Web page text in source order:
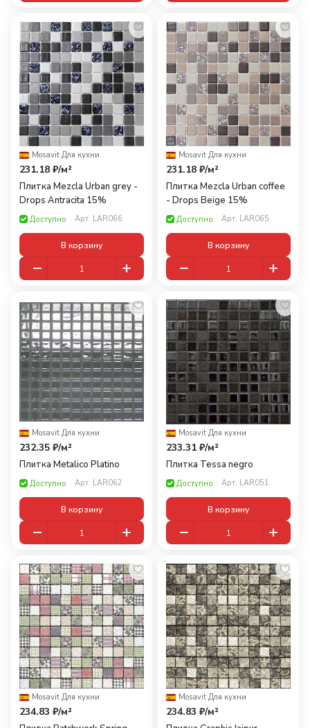
Mosavit·Для кухни
231.18 ₽/м²
Плитка Mezcla Urban grey -
Drops Antracita 15%
Доступно Арт. LAR066
В корзину
Mosavit·Для кухни
231.18 ₽/м²
Плитка Mezcla Urban coffee
- Drops Beige 15%
Доступно Арт. LAR065
В корзину
Mosavit·Для кухни
232.35 ₽/м²
Плитка Metalico Platino
Доступно Арт. LAR062
В корзину
Mosavit·Для кухни
233.31 ₽/м²
Плитка Tessa negro
Доступно Арт. LAR051
В корзину
Mosavit·Для кухни
234.83 ₽/м²
Mosavit·Для кухни
234.83 ₽/м²